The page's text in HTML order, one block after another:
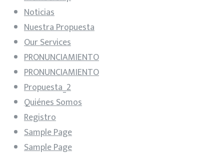
Noticias
Nuestra Propuesta
Our Services
PRONUNCIAMIENTO
PRONUNCIAMIENTO
Propuesta_2
Quiénes Somos
Registro
Sample Page
Sample Page